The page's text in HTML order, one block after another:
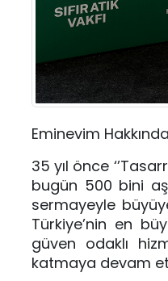
Eminevim
35 yıl önce
bugün 500 bini
sermayeyle
Türkiye’nin en
güven odaklı
katmaya devam